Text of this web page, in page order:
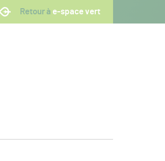
Retour à e-space vert